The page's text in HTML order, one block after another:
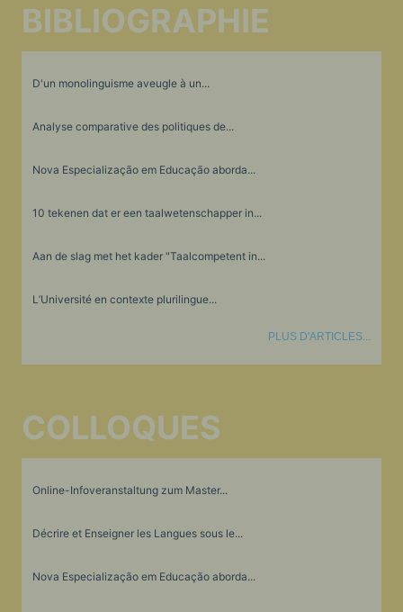
BIBLIOGRAPHIE
D'un monolinguisme aveugle à un...
Analyse comparative des politiques de...
Nova Especialização em Educação aborda...
10 tekenen dat er een taalwetenschapper in...
Aan de slag met het kader "Taalcompetent in...
L’Université en contexte plurilingue...
PLUS D'ARTICLES...
COLLOQUES
Online-Infoveranstaltung zum Master...
Décrire et Enseigner les Langues sous le...
Nova Especialização em Educação aborda...